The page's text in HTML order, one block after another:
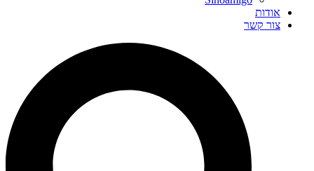
אודות
צור קשר